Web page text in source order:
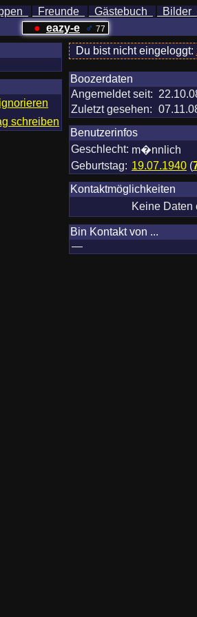
Freunde Gästebuch
Bilder
● eazy-e ♂ 77
schreiben
Du bist nicht eingeloggt:
Boozerdaten
Angemeldet seit:
Zuletzt gesehen:
Benutzerinfos
Geschlecht: m�nnlich
Geburtstag: 19.07.1940 (
Kontaktmöglichkeiten
Keine Daten
Bin Kontakt von ...
—